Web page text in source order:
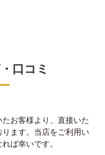
口コミ
お客様より、直接いた
ます。当店をご利用い
ば幸いです。